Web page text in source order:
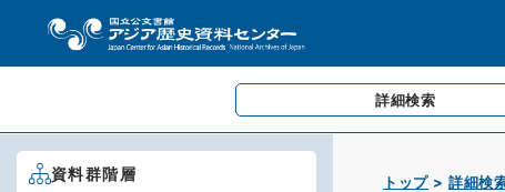
詳細検索
トップ 詳細検
資料群階層